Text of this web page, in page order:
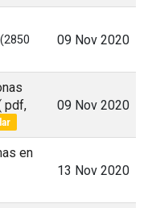
(2850
09 Nov 2020
pdf,
09 Nov 2020
en
13 Nov 2020